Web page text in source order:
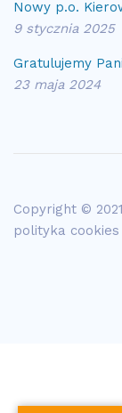
Nowy p.o.
9 stycznia 2025
Gratulujemy
23 maja 2024
Copyright ©
polityka cookies